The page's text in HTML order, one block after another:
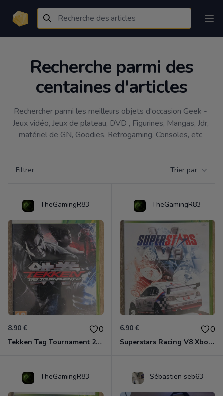
Recherche parmi des
centaines d'articles
Rechercher parmi les meilleurs objets d'occasion Geek -
Jeux vidéo, Jeux de plateau, DVD , Figurines, Mangas, Jdr,
matériel de GN, Goodies, Retrogaming, Consoles, etc
Filtrer Trier par
TheGamingR83
8.90 € 0
Tekken Tag Tournament 2 Xbox 360
TheGamingR83
6.90 € 0
Superstars Racing V8 Xbox 360
TheGamingR83 Sébastien seb63